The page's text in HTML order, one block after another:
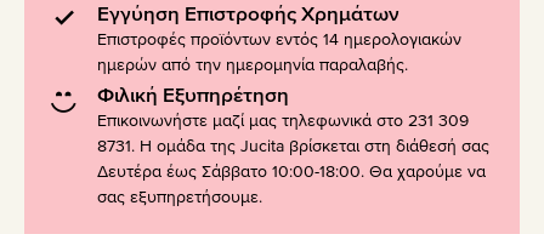
Εγγύηση Επιστροφής Χρημάτων
Επιστροφές προϊόντων εντός 14 ημερολογιακών
ημερών από την ημερομηνία παραλαβής.
Φιλική Εξυπηρέτηση
Επικοινωνήστε μαζί μας τηλεφωνικά στο 231 309
8731. Η ομάδα της Jucita βρίσκεται στη διάθεσή σας
Δευτέρα έως Σάββατο 10:00-18:00. Θα χαρούμε να
σας εξυπηρετήσουμε.